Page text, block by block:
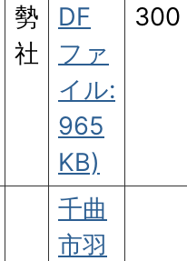
勢
社
DF
ファ
イル:
965
KB)
300
千曲
市羽